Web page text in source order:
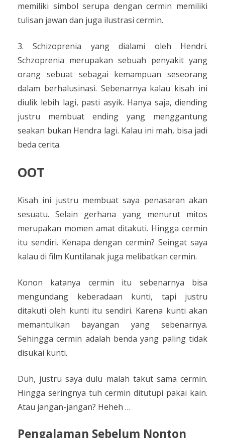
memiliki simbol serupa dengan cermin memiliki
tulisan jawan dan juga ilustrasi cermin.
3. Schizoprenia yang dialami oleh Hendri.
Schzoprenia merupakan sebuah penyakit yang
orang sebuat sebagai kemampuan seseorang
dalam berhalusinasi. Sebenarnya kalau kisah ini
diulik lebih lagi, pasti asyik. Hanya saja, diending
justru membuat ending yang menggantung
seakan bukan Hendra lagi. Kalau ini mah, bisa jadi
beda cerita.
OOT
Kisah ini justru membuat saya penasaran akan
sesuatu. Selain gerhana yang menurut mitos
merupakan momen amat ditakuti. Hingga cermin
itu sendiri. Kenapa dengan cermin? Seingat saya
kalau di film Kuntilanak juga melibatkan cermin.
Konon katanya cermin itu sebenarnya bisa
mengundang keberadaan kunti, tapi justru
ditakuti oleh kunti itu sendiri. Karena kunti akan
memantulkan bayangan yang sebenarnya.
Sehingga cermin adalah benda yang paling tidak
disukai kunti.
Duh, justru saya dulu malah takut sama cermin.
Hingga seringnya tuh cermin ditutupi pakai kain.
Atau jangan-jangan? Heheh …
Pengalaman Sebelum Nonton